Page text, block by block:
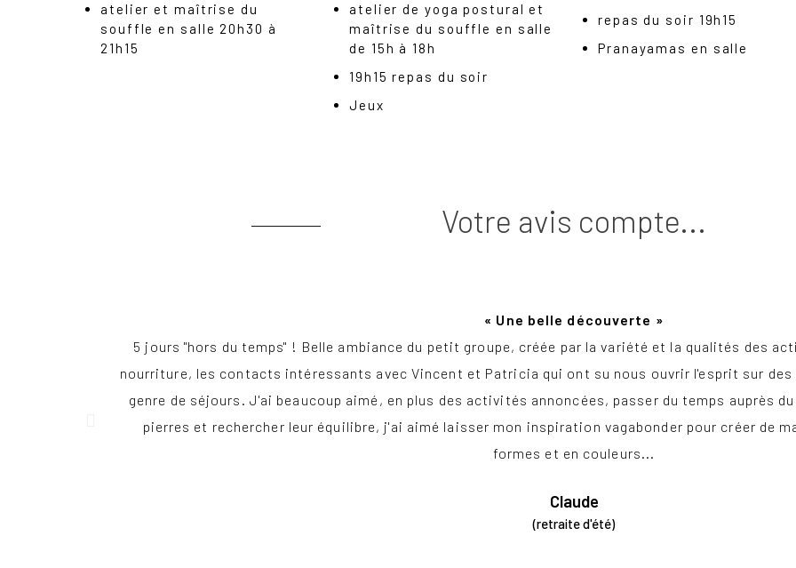
atelier et maîtrise du
souffle en salle 20h30 à
21h15
atelier de yoga postural et
maîtrise du souffle en salle
de 15h à 18h
19h15 repas du soir
Jeux
repas du soir 19h15
Pranayamas en salle
Votre avis compte...
« Une belle découverte »
5 jours "hors du temps" ! Belle ambiance du petit groupe, créée par la variété et la qualités des
nourriture, les contacts intéressants avec Vincent et Patricia qui ont su nous ouvrir l'esprit sur
genre de séjours. J'ai beaucoup aimé, en plus des activités annoncées, passer du temps auprès
pierres et rechercher leur équilibre, j'ai aimé laisser mon inspiration vagabonder pour créer de
formes et en couleurs...
Claude
(retraite d'été)